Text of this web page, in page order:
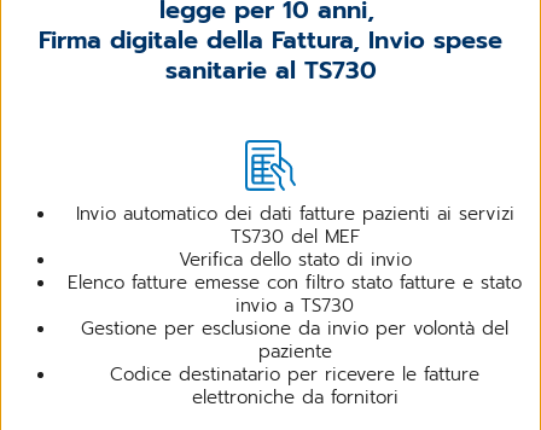
legge per 10 anni,
Firma digitale della Fattura, Invio spese
sanitarie al TS730
Invio automatico dei dati fatture pazienti ai servizi
TS730 del MEF
Verifica dello stato di invio
Elenco fatture emesse con filtro stato fatture e stato
invio a TS730
Gestione per esclusione da invio per volontà del
paziente
Codice destinatario per ricevere le fatture
elettroniche da fornitori